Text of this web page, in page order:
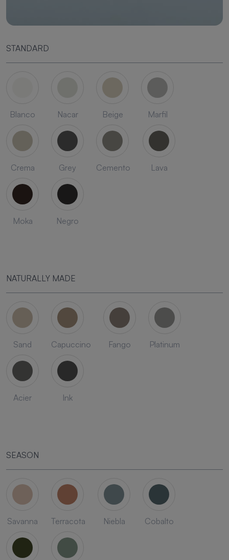
STANDARD
Blanco Nacar Beige Marfil
Crema Grey Cemento Lava
Moka Negro
NATURALLY MADE
Sand Capuccino Fango Platinum
Acier Ink
SEASON
Savanna Terracota Niebla Cobalto